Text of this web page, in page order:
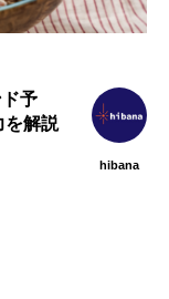
目の飲食店フ
【
予
を解説
hibana